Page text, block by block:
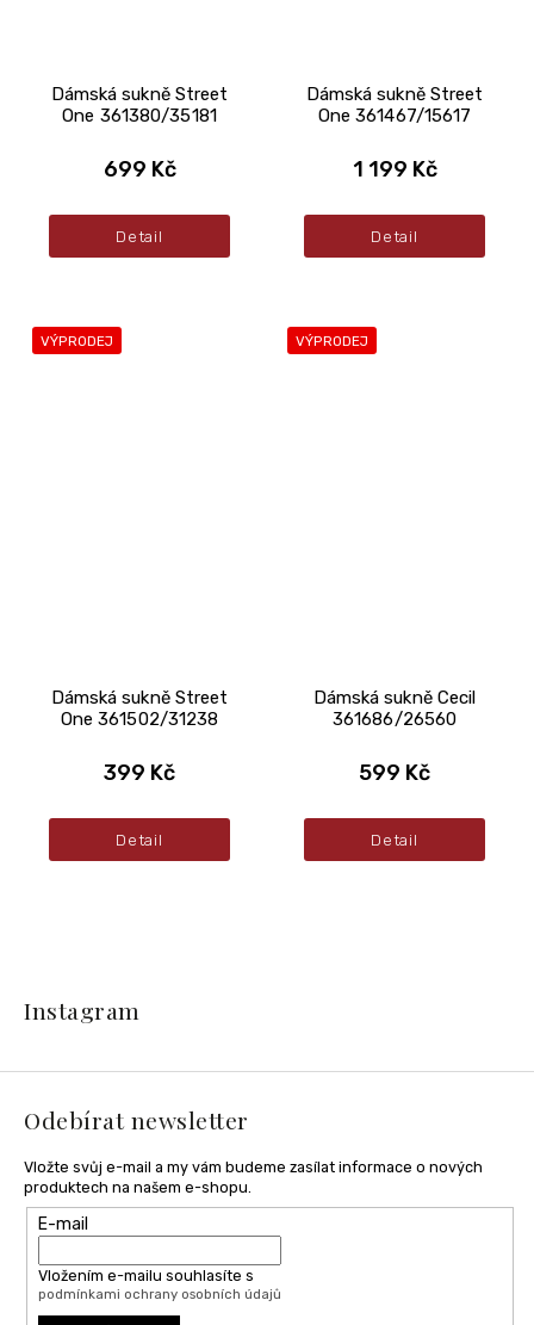
Dámská sukně Street
One 361380/35181
699 Kč
Detail
Dámská sukně Street
One 361467/15617
1 199 Kč
Detail
VÝPRODEJ
Dámská sukně Street
One 361502/31238
399 Kč
Detail
VÝPRODEJ
Dámská sukně Cecil
361686/26560
599 Kč
Detail
t
Instagram
Odebírat newsletter
Vložte svůj e-mail a my vám budeme zasílat informace o nových
produktech na našem e-shopu.
E-mail
Vložením e-mailu souhlasíte s
podmínkami ochrany osobních údajů